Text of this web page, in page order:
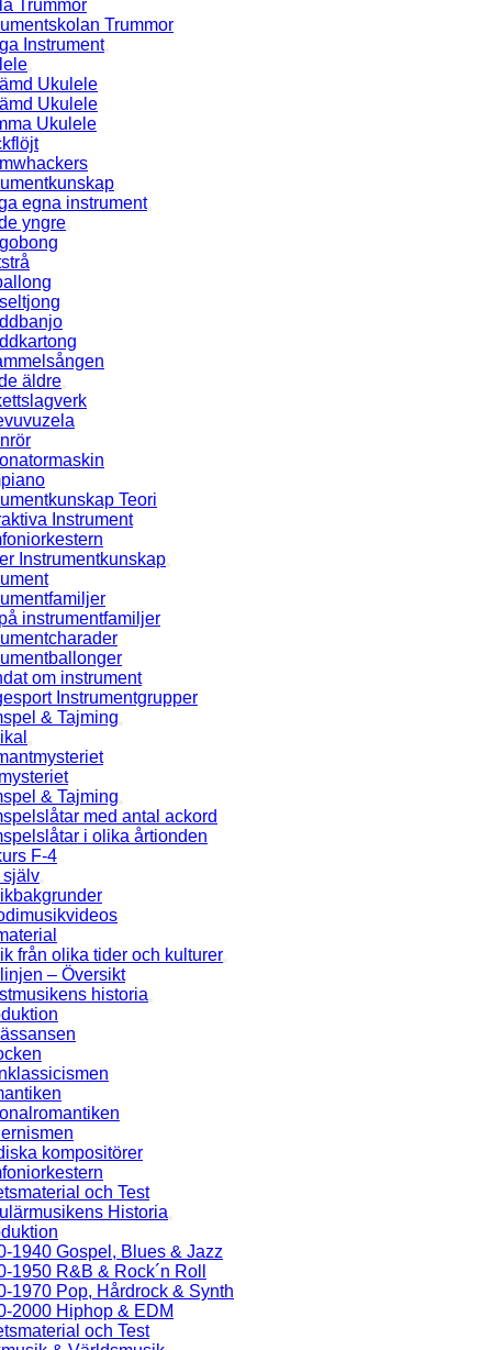
Trummor
Trummor
Instrument
Ukulele
Ukulele
Ukulele
egna instrument
yngre
äldre
Teori
Instrument
Instrumentkunskap
instrumentfamiljer
om instrument
Instrumentgrupper
& Tajming
& Tajming
med antal ackord
i olika årtionden
F-4
själv
från olika tider och kulturer
– Översikt
historia
kompositörer
och Test
Historia
1940 Gospel, Blues & Jazz
1950 R&B & Rock´n Roll
1970 Pop, Hårdrock & Synth
2000 Hiphop & EDM
och Test